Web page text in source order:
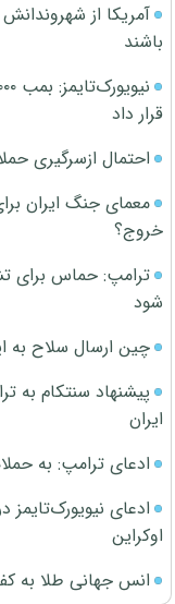
آمریکا از
باشند
قرار داد
احتمال ازسرگیری
معمای جنگ ایران
خروج؟
ترامپ: حماس برای
شود
چین ارسال سلاح به
پیشنهاد سنتکام به
ایران
ادعای ترامپ: به
ادعای نیویورک‌تایمز
اوکراین
انس جهانی طلا به